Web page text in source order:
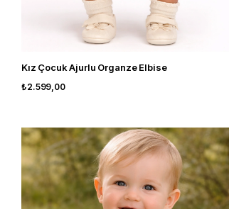
Kız Çocuk Ajurlu Organze Elbise
₺2.599,00